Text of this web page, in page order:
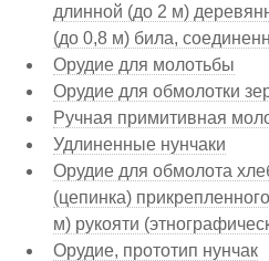
длинной (до 2 м)
(до 0,8 м) била,
Орудие для молотьбы
Орудие для обмолотки
Ручная примитивная
Удлиненные нунчаки
Орудие для обмолота
(цепинка)
м) рукояти
Орудие, прототип нунчак